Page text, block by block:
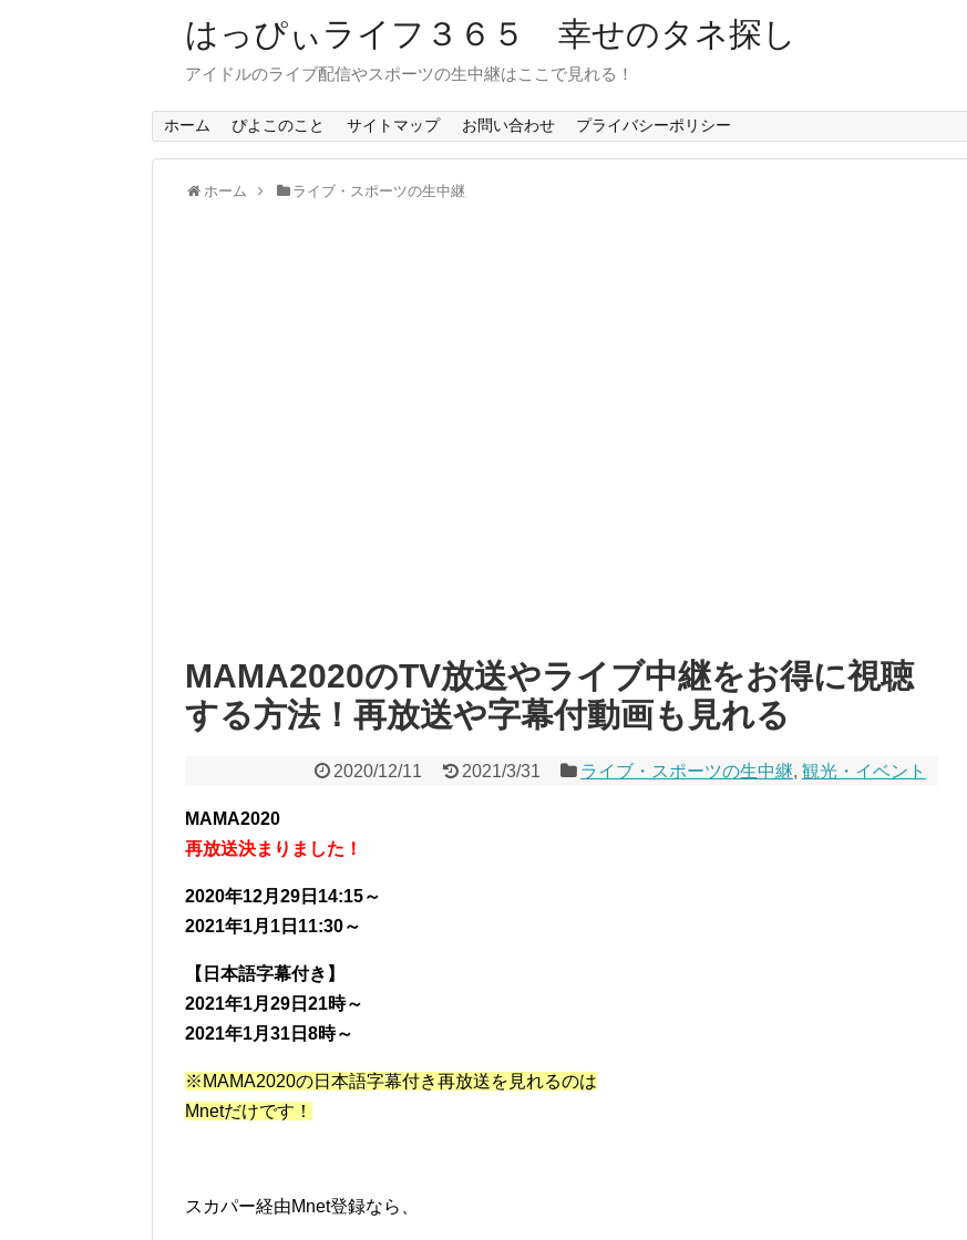
はっぴぃライフ３６５ 幸せのタネ探し
アイドルのライブ配信やスポーツの生中継はここで見れる！
ホーム ぴよこのこと サイトマップ お問い合わせ プライバシーポリシー
ホーム ライブ・スポーツの生中継
MAMA2020のTV放送やライブ中継をお得に視聴
する方法！再放送や字幕付動画も見れる
2020/12/11 2021/3/31 ライブ・スポーツの生中継, 観光・イベント
MAMA2020
再放送決まりました！
2020年12月29日14:15～
2021年1月1日11:30～
【日本語字幕付き】
2021年1月29日21時～
2021年1月31日8時～
※MAMA2020の日本語字幕付き再放送を見れるのは
Mnetだけです！
スカパー経由Mnet登録なら、